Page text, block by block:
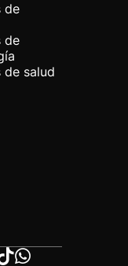
de
de
de salud